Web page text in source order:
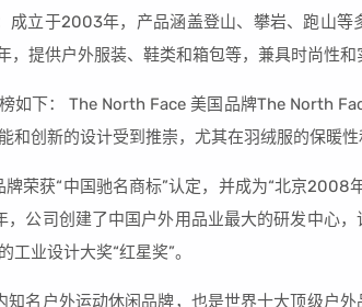
成立于2003年，产品涵盖登山、攀岩、跑山等
提供户外服装、鞋类和箱包等，兼具时尚性和
如下： The North Face 美国品牌The North
和创新的设计受到推崇，尤其在羽绒服的保暖性
荣获“中国驰名商标”认定，并成为“北京2008
公司创建了中国户外用品业最大的研发中心
业设计大奖“红星奖”。
名户外运动休闲品牌，也是世界十大顶级户